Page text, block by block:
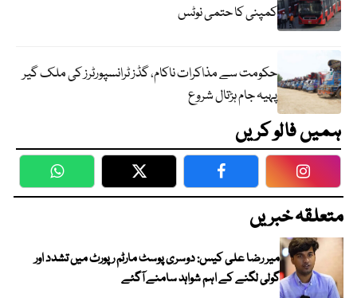
کمپنی کا حتمی نوٹس
حکومت سے مذاکرات ناکام، گڈز ٹرانسپورٹرز کی ملک گیر
پہیہ جام ہڑتال شروع
ہمیں فالو کریں
WhatsApp Twitter Facebook
متعلقہ خبریں
میر رضا علی کیس: دوسری پوسٹ مارٹم رپورٹ میں تشدد اور
گولی لگنے کے اہم شواہد سامنے آگئے